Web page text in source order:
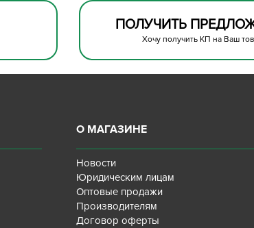
ПОЛУЧИТЬ
Хочу получить КП на Ваш
О МАГАЗИНЕ
Новости
Юридическим лицам
Оптовые продажи
Производителям
Договор оферты